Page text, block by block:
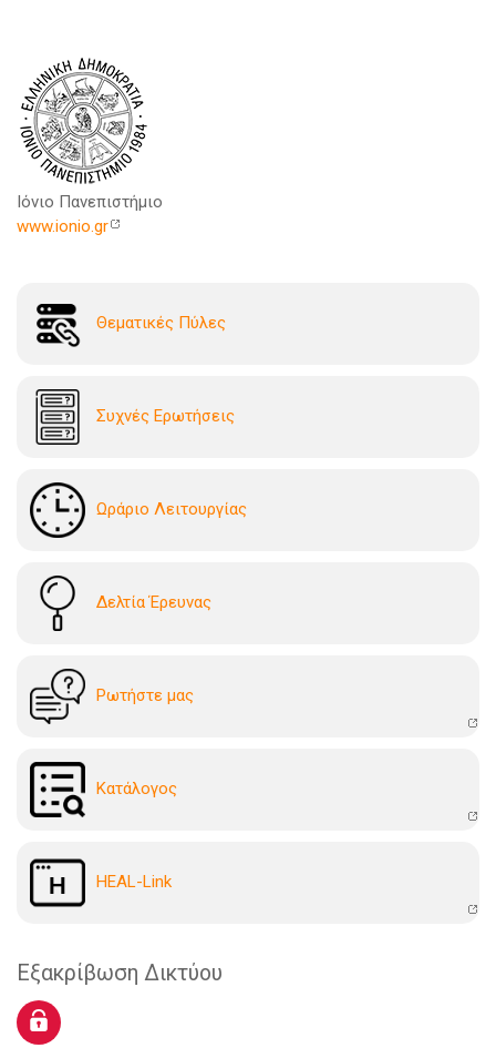
Ιόνιο Πανεπιστήμιο
www.ionio.gr
Θεματικές Πύλες
Συχνές Ερωτήσεις
Ωράριο Λειτουργίας
Δελτία Έρευνας
Ρωτήστε μας
Kατάλογoς
HEAL-Link
Εξακρίβωση Δικτύου